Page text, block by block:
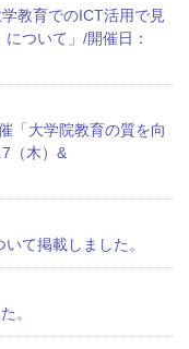
教育でのICT活用で見
ついて」/開催日：
「大学院教育の質を向
（木）&
て掲載しました。
。